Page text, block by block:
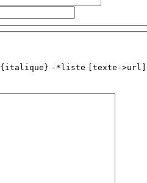
{italique} -*liste [texte->url]